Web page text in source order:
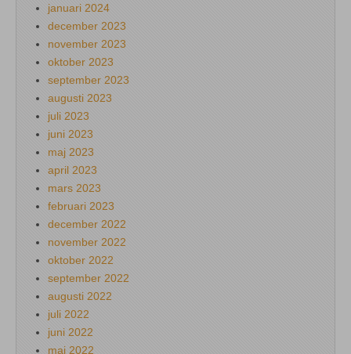
januari 2024
december 2023
november 2023
oktober 2023
september 2023
augusti 2023
juli 2023
juni 2023
maj 2023
april 2023
mars 2023
februari 2023
december 2022
november 2022
oktober 2022
september 2022
augusti 2022
juli 2022
juni 2022
maj 2022